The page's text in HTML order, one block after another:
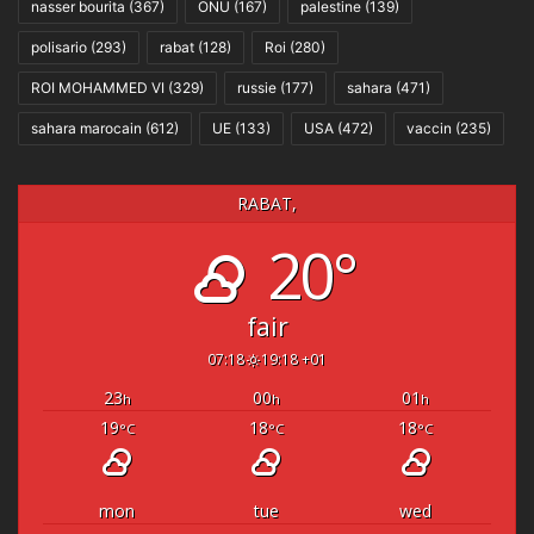
nasser bourita (367) ONU (167) palestine (139)
polisario (293) rabat (128) Roi (280)
ROI MOHAMMED VI (329) russie (177) sahara (471)
sahara marocain (612) UE (133) USA (472) vaccin (235)
RABAT,
20°
fair
07:18 19:18 +01
23h 00h 01 h
19°C 18°C 18°C
mon tue
wed